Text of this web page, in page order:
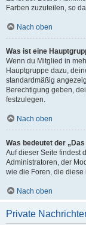
Farben zuzuteilen, so
Nach oben
Was ist eine
Wenn du Mitglied in
Hauptgruppe dazu,
standardmäßig
Berechtigung geben,
festzulegen.
Nach oben
Was bedeutet der
Auf dieser Seite findest
Administratoren, der
wie die Foren, die
Nach oben
Private